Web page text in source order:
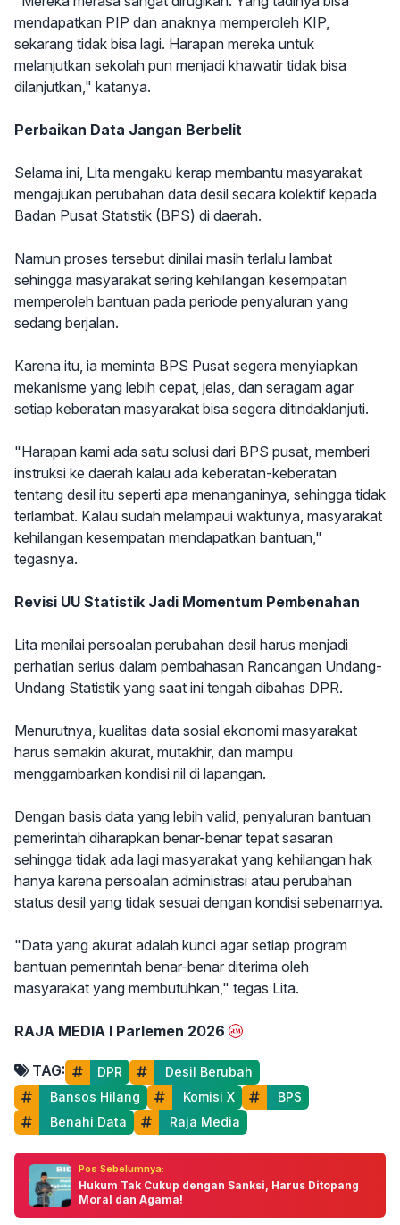
mendapatkan PIP dan anaknya memperoleh KIP,
sekarang tidak bisa lagi. Harapan mereka untuk
melanjutkan sekolah pun menjadi khawatir tidak bisa
dilanjutkan," katanya.
Perbaikan Data Jangan Berbelit
Selama ini, Lita mengaku kerap membantu masyarakat
mengajukan perubahan data desil secara kolektif kepada
Badan Pusat Statistik (BPS) di daerah.
Namun proses tersebut dinilai masih terlalu lambat
sehingga masyarakat sering kehilangan kesempatan
memperoleh bantuan pada periode penyaluran yang
sedang berjalan.
Karena itu, ia meminta BPS Pusat segera menyiapkan
mekanisme yang lebih cepat, jelas, dan seragam agar
setiap keberatan masyarakat bisa segera ditindaklanjuti.
"Harapan kami ada satu solusi dari BPS pusat, memberi
instruksi ke daerah kalau ada keberatan-keberatan
tentang desil itu seperti apa menanganinya, sehingga tidak
terlambat. Kalau sudah melampaui waktunya, masyarakat
kehilangan kesempatan mendapatkan bantuan,"
tegasnya.
Revisi UU Statistik Jadi Momentum Pembenahan
Lita menilai persoalan perubahan desil harus menjadi
perhatian serius dalam pembahasan Rancangan Undang-
Undang Statistik yang saat ini tengah dibahas DPR.
Menurutnya, kualitas data sosial ekonomi masyarakat
harus semakin akurat, mutakhir, dan mampu
menggambarkan kondisi riil di lapangan.
Dengan basis data yang lebih valid, penyaluran bantuan
pemerintah diharapkan benar-benar tepat sasaran
sehingga tidak ada lagi masyarakat yang kehilangan hak
hanya karena persoalan administrasi atau perubahan
status desil yang tidak sesuai dengan kondisi sebenarnya.
"Data yang akurat adalah kunci agar setiap program
bantuan pemerintah benar-benar diterima oleh
masyarakat yang membutuhkan," tegas Lita.
RAJA MEDIA I Parlemen 2026
TAG: DPR
Desil Berubah
Bansos Hilang
Komisi X
BPS
Benahi Data
Raja Media
Pos Sebelumnya:
Hukum Tak Cukup dengan Sanksi, Harus Ditopang
Moral dan Agama!